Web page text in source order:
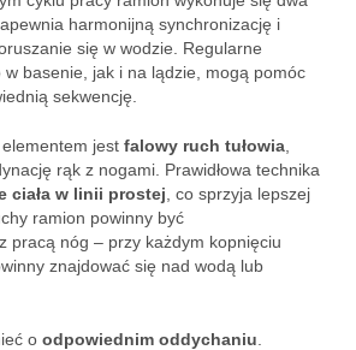
harmonijną synchronizację i
się w wodzie. Regularne
w basenie, jak i na lądzie, mogą pomóc
sekwencję.
jest falowy ruch tułowia
rąk z nogami. Prawidłowa technika
ciała w linii prostej , co sprzyja lepszej
ramion powinny być
pracą nóg – przy każdym kopnięciu
znajdować się nad wodą lub
o odpowiednim oddychaniu